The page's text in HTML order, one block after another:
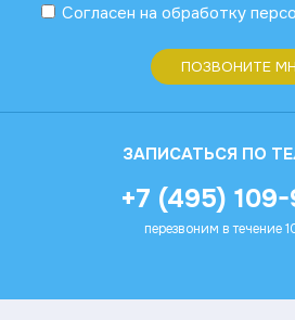
Согласен на обработку
ПОЗВОНИТЕ
ЗАПИСАТЬСЯ ПО
+7 (495)
перезвоним в течение